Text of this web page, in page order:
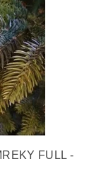
FULL -